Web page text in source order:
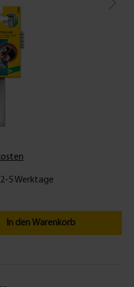
5 Werktage
In den Warenkorb